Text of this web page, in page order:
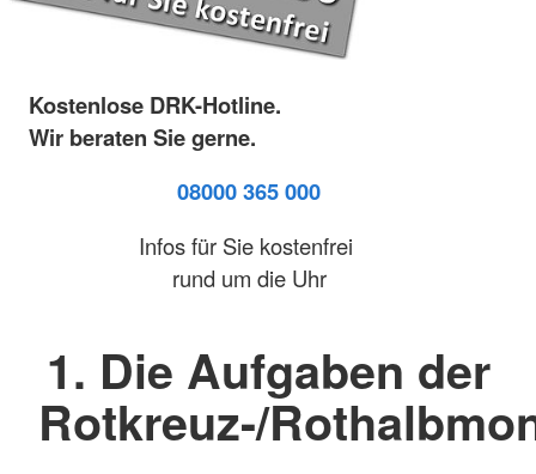
Kostenlose DRK-Hotline.
Wir beraten Sie gerne.
08000 365 000
Infos für Sie kostenfrei
rund um die Uhr
1. Die Aufgaben der
Rotkreuz-/